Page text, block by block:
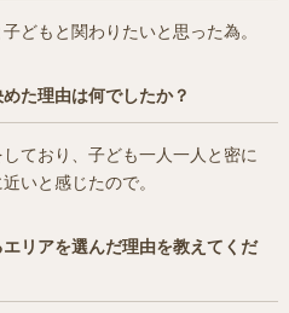
どもと関わりたいと思った為。
た理由は何でしたか？
ており、子ども一人一人と密に
いと感じたので。
リアを選んだ理由を教えてくだ